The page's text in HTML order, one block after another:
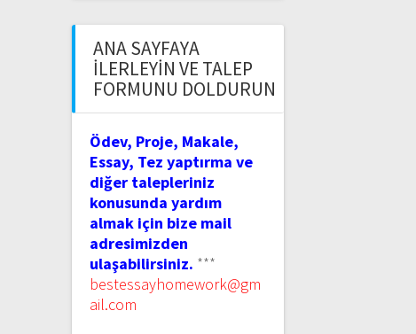
ANA SAYFAYA
İLERLEYIN VE TALEP
FORMUNU DOLDURUN
Ödev, Proje, Makale,
Essay, Tez yaptırma ve
diğer talepleriniz
konusunda yardım
almak için bize mail
adresimizden
ulaşabilirsiniz. ***
bestessayhomework@gm
ail.com